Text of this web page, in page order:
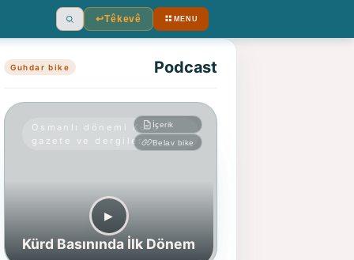
Ara ↩︎Têkevê MENU
Guhdar bike Podcast
Osmanlı dönemi Kürd
gazete ve dergileri
İçerik
Belav bike
▶︎
Kürd Basınında İlk Dönem